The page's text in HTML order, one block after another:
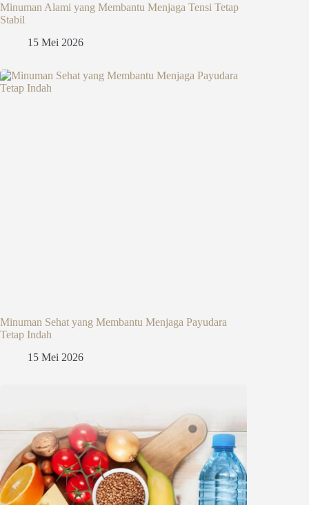
Minuman Alami yang Membantu Menjaga Tensi Tetap
Stabil
15 Mei 2026
Minuman Sehat yang Membantu Menjaga Payudara
Tetap Indah
15 Mei 2026